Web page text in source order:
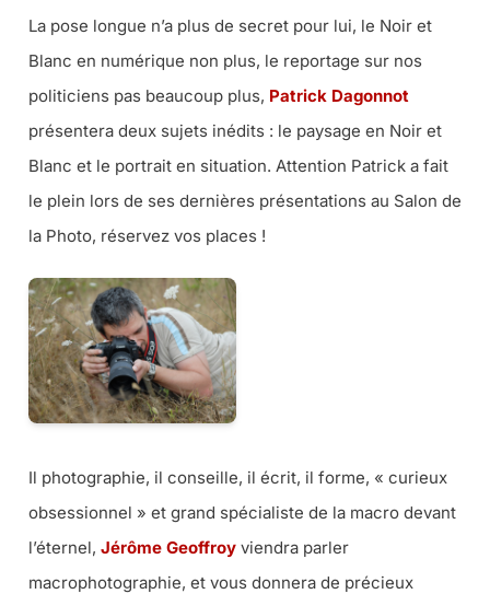
La pose longue n’a plus de secret pour lui, le Noir et
Blanc en numérique non plus, le reportage sur nos
politiciens pas beaucoup plus, Patrick Dagonnot
présentera deux sujets inédits : le paysage en Noir et
Blanc et le portrait en situation. Attention Patrick a fait
le plein lors de ses dernières présentations au Salon de
la Photo, réservez vos places !
Il photographie, il conseille, il écrit, il forme, « curieux
obsessionnel » et grand spécialiste de la macro devant
l’éternel, Jérôme Geoffroy viendra parler
macrophotographie, et vous donnera de précieux